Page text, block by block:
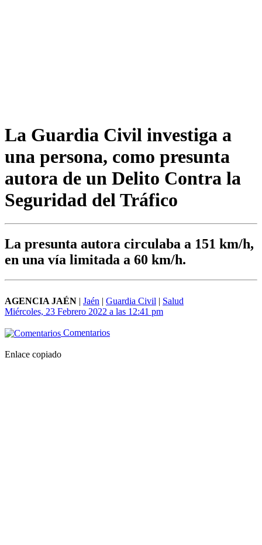
La Guardia Civil investiga a
una persona, como presunta
autora de un Delito Contra la
Seguridad del Tráfico
La presunta autora circulaba a 151 km/h,
en una vía limitada a 60 km/h.
AGENCIA JAÉN | Jaén | Guardia Civil | Salud
Miércoles, 23 Febrero 2022 a las 12:41 pm
Comentarios
Enlace copiado